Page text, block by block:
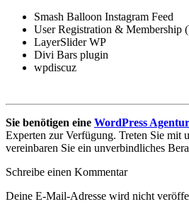
Smash Balloon Instagram Feed
User Registration & Membership
LayerSlider WP
Divi Bars plugin
wpdiscuz
Sie benötigen eine WordPress Agentur
Experten zur Verfügung. Treten Sie mit
vereinbaren Sie ein unverbindliches
Schreibe einen Kommentar
Deine E-Mail-Adresse wird nicht